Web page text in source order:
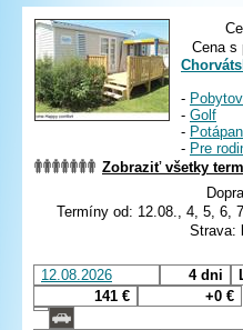
Cena s
-
- Golf
-
- Pre
Zobraziť všetky
Termíny od: 12.08., 4, 5, 6,
Strava:
12.08.2026 4 dni
141 €
+0 €